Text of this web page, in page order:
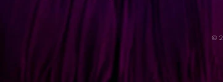
©